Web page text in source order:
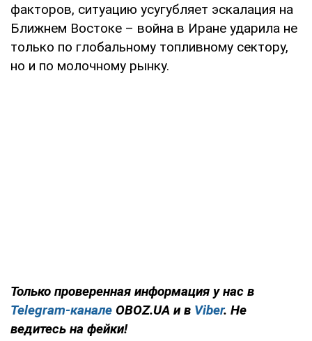
факторов, ситуацию усугубляет эскалация на
Ближнем Востоке – война в Иране ударила не
только по глобальному топливному сектору,
но и по молочному рынку.
Только проверенная информация у нас в
Telegram-канале OBOZ.UA и в Viber. Не
ведитесь на фейки!